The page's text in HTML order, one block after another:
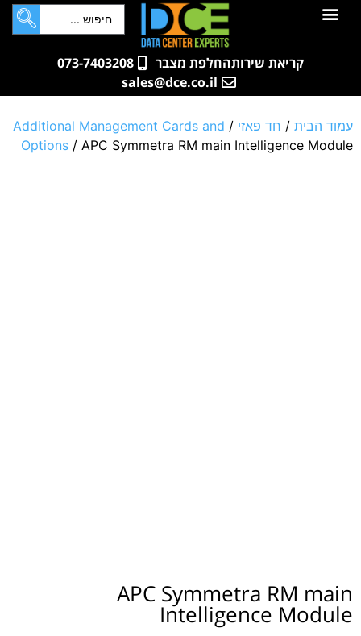
לתוכן
קריאת שירותהחלפת מצבר
073-7403208
sales@dce.co.il
עמוד הבית / חד פאזי /
Additional Management Cards and
Options / APC Symmetra RM main Intelligence Module
APC Symmetra RM main
Intelligence Module